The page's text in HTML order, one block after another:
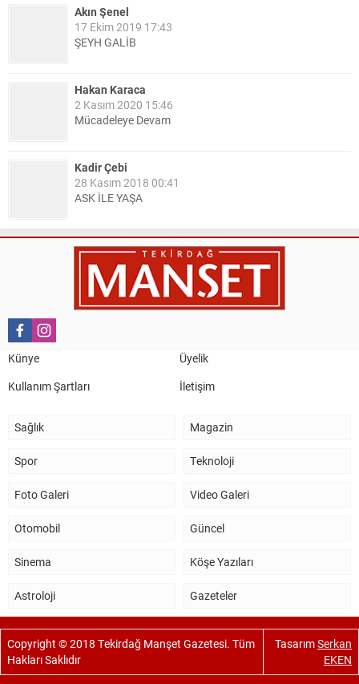
Akın Şenel
17 Ekim 2019 17:43
ŞEYH GALİB
Hakan Karaca
2 Kasım 2020 15:46
Mücadeleye Devam
Kadir Çebi
28 Kasım 2018 00:41
ASK İLE YAŞA
Nail Kazanç
10 Mart 2023 21:36
HAYDİ TEKİRDAĞ MAÇA !!!!
TEKİRDAĞ İL EMNİYET MÜDÜRÜMÜZE HAYIRLI OLSUN
Künye
Üyelik
Kullanım Şartları
İletişim
Sağlık Magazin
Spor Teknoloji
Foto Galeri Video Galeri
Otomobil Güncel
Sinema Köşe Yazıları
Astroloji Gazeteler
Copyright © 2018 Tekirdağ Manşet Gazetesi. Tüm
Hakları Saklıdır
TasarımSerkan
EKEN